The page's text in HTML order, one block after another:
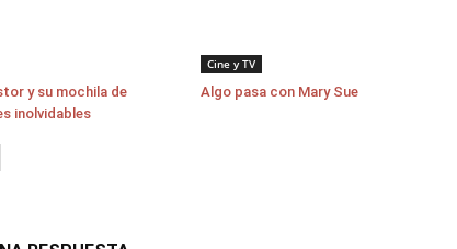
y su mochila de
inolvidables
Cine y TV
Algo pasa con Mary Sue